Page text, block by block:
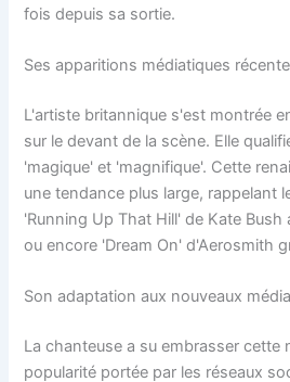
fois depuis sa sortie.
Ses apparitions médiatiques
L'artiste britannique s'est montrée
sur le devant de la scène. Elle
'magique' et 'magnifique'. Cette
une tendance plus large, rappelant
'Running Up That Hill' de Kate Bush
ou encore 'Dream On' d'Aerosmith
Son adaptation aux nouveaux
La chanteuse a su embrasser cette
popularité portée par les réseaux